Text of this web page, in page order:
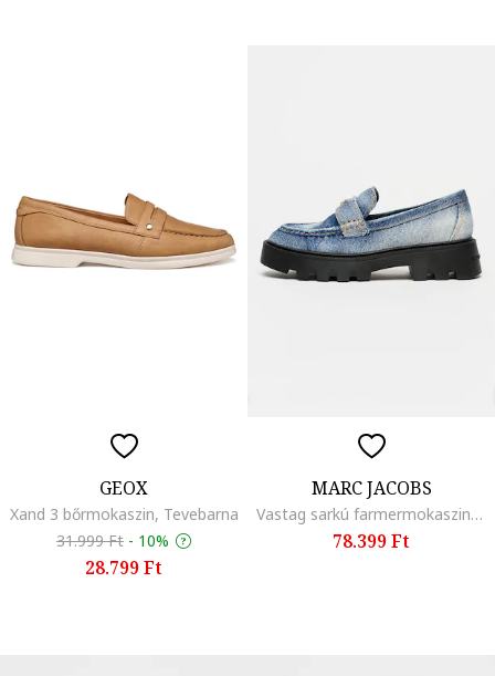
GEOX
Xand 3 bőrmokaszin, Tevebarna
31.999 Ft - 10%
28.799 Ft
MARC JACOBS
Vastag sarkú farmermokaszin, Melange kék
78.399 Ft